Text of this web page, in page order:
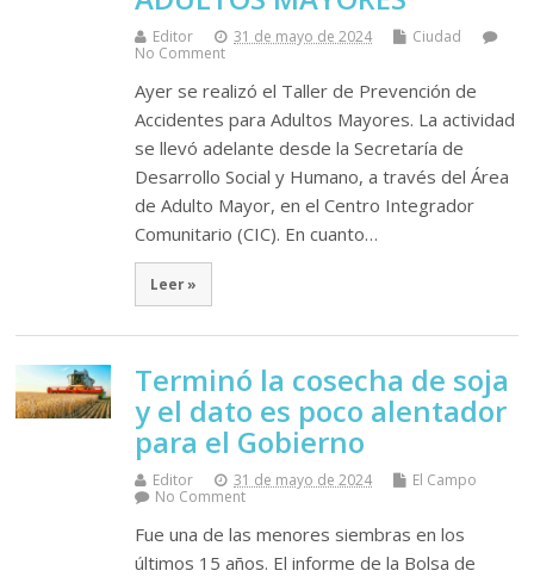
Editor 31 de mayo de 2024
Ciudad
No Comment
Ayer se realizó el Taller de Prevención de
Accidentes para Adultos Mayores. La actividad
se llevó adelante desde la Secretaría de
Desarrollo Social y Humano, a través del Área
de Adulto Mayor, en el Centro Integrador
Comunitario (CIC). En cuanto…
Leer »
Terminó la cosecha de soja
y el dato es poco alentador
para el Gobierno
Editor 31 de mayo de 2024
El Campo
No Comment
Fue una de las menores siembras en los
últimos 15 años. El informe de la Bolsa de